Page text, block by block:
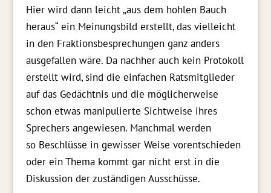
Hier wird dann leicht „aus dem hohlen Bauch
heraus“ ein Meinungsbild erstellt, dasvielleicht
in den Fraktionsbesprechungen ganz anders
ausgefallen wäre. Da nachher auch kein Protokoll
erstellt wird, sind die einfachen Ratsmitglieder
auf das Gedächtnis und die möglicherweise
schon etwas manipulierte Sichtweise ihres
Sprechers angewiesen. Manchmal werden
so Beschlüsse in gewisser Weise vorentschieden
oder ein Thema kommt gar nicht erst in die
Diskussion der zuständigen Ausschüsse.